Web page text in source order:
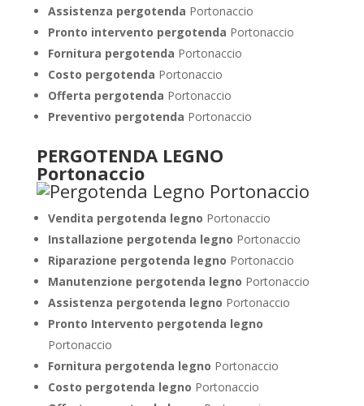
Assistenza pergotenda Portonaccio
Pronto intervento pergotenda Portonaccio
Fornitura pergotenda Portonaccio
Costo pergotenda Portonaccio
Offerta pergotenda Portonaccio
Preventivo pergotenda Portonaccio
PERGOTENDA LEGNO
Portonaccio
Vendita pergotenda legno Portonaccio
Installazione pergotenda legno Portonaccio
Riparazione pergotenda legno Portonaccio
Manutenzione pergotenda legno Portonaccio
Assistenza pergotenda legno Portonaccio
Pronto Intervento pergotenda legno
Portonaccio
Fornitura pergotenda legno Portonaccio
Costo pergotenda legno Portonaccio